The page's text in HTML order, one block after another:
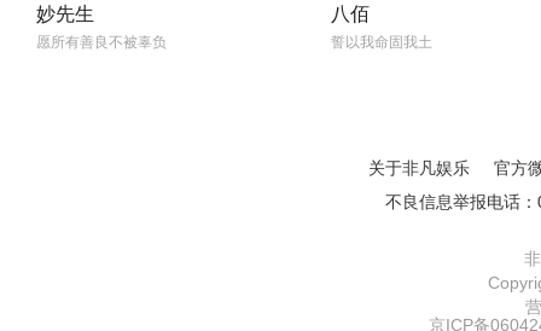
妙先生
愿所有善良不被辜负
八佰
誓以我命固我土
关于非凡娱乐
官方
不良信息举报电话
京ICP备